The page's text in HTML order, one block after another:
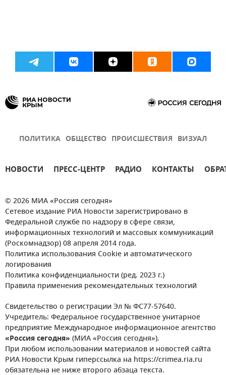
ПОЛИТИКА ОБЩЕСТВО ПРОИСШЕСТВИЯ ВИЗУАЛ
НОВОСТИ ПРЕСС-ЦЕНТР РАДИО КОНТАКТЫ
© 2026 МИА «Россия сегодня»
Сетевое издание РИА Новости зарегистрировано в
Федеральной службе по надзору в сфере связи,
информационных технологий и массовых коммуникаций
(Роскомнадзор) 08 апреля 2014 года.
Политика использования Cookie и автоматического
логирования
Политика конфиденциальности (ред. 2023 г.)
Правила применения рекомендательных технологий
Свидетельство о регистрации Эл № ФС77-57640.
Учредитель: Федеральное государственное унитарное
предприятие Международное информационное агентство
«Россия сегодня» (МИА «Россия сегодня»).
При любом использовании материалов и новостей сайта
РИА Новости Крым гиперссылка на https://crimea.ria.ru
обязательна не ниже второго абзаца текста.